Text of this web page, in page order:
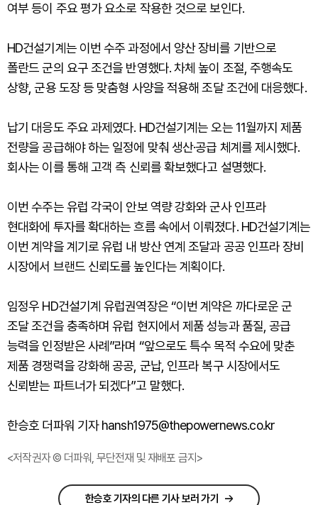
여부 등이 주요 평가 요소로 작용한 것으로 보인다.
HD건설기계는 이번 수주 과정에서 양산 장비를 기반으로
폴란드 군의 요구 조건을 반영했다. 차체 높이 조절, 주행속도
상향, 군용 도장 등 맞춤형 사양을 적용해 조달 조건에 대응했다.
납기 대응도 주요 과제였다. HD건설기계는 오는 11월까지 제품
전량을 공급해야 하는 일정에 맞춰 생산·공급 체계를 제시했다.
회사는 이를 통해 고객 측 신뢰를 확보했다고 설명했다.
이번 수주는 유럽 각국이 안보 역량 강화와 군사 인프라
현대화에 투자를 확대하는 흐름 속에서 이뤄졌다. HD건설기계는
이번 계약을 계기로 유럽 내 방산 연계 조달과 공공 인프라 장비
시장에서 브랜드 신뢰도를 높인다는 계획이다.
임정우 HD건설기계 유럽권역장은 “이번 계약은 까다로운 군
조달 조건을 충족하며 유럽 현지에서 제품 성능과 품질, 공급
능력을 인정받은 사례”라며 “앞으로도 특수 목적 수요에 맞춘
제품 경쟁력을 강화해 공공, 군납, 인프라 복구 시장에서도
신뢰받는 파트너가 되겠다”고 말했다.
한승호 더파워 기자 hansh1975@thepowernews.co.kr
<저작권자 © 더파워, 무단전재 및 재배포 금지>
한승호 기자의 다른 기사 보러 가기